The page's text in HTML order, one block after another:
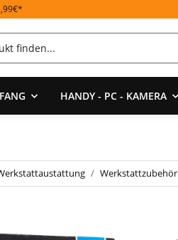
HANDY - PC - KAMERA
Werkstattzubehör